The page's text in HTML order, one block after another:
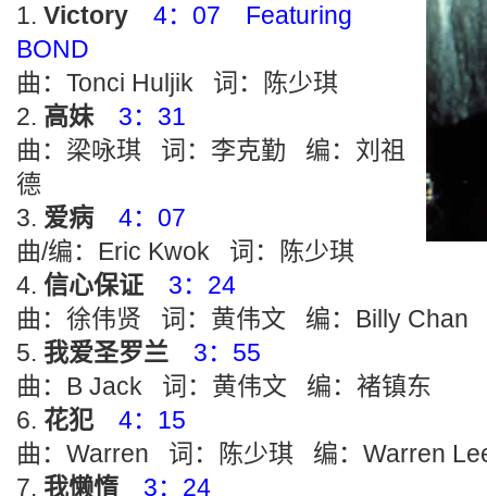
Victory
4：07 Featuring
BOND
曲：Tonci Huljik 词：陈少琪
高妹
3：31
曲：梁咏琪 词：李克勤 编：刘祖
德
爱病
4：07
曲/编：Eric Kwok 词：陈少琪
信心保证
3：24
曲：徐伟贤 词：黄伟文 编：Billy Chan
我爱圣罗兰
3：55
曲：B Jack 词：黄伟文 编：褚镇东
花犯
4：15
曲：Warren 词：陈少琪 编：Warren
我懒惰
3：24